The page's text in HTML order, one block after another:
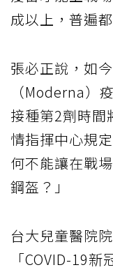
成以上，普遍
張必正說，如
（Moderna）
接種第2劑時間
情指揮中心規
何不能讓在戰
鋼盔？」
台大兒童醫院
「COVID-19